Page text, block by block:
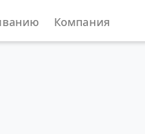
Компания